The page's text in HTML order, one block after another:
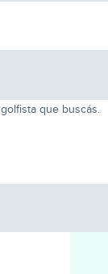
que buscás.